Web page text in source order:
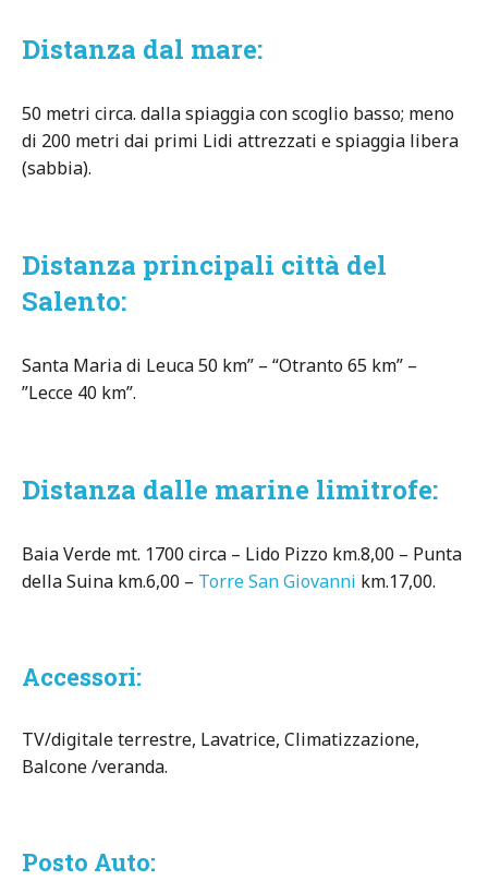
Distanza dal mare:
50 metri circa. dalla spiaggia con scoglio basso; meno
di 200 metri dai primi Lidi attrezzati e spiaggia libera
(sabbia).
Distanza principali città del
Salento:
Santa Maria di Leuca 50 km” – “Otranto 65 km” –
”Lecce 40 km”.
Distanza dalle marine limitrofe:
Baia Verde mt. 1700 circa – Lido Pizzo km.8,00 – Punta
della Suina km.6,00 – Torre San Giovanni km.17,00.
Accessori:
TV/digitale terrestre, Lavatrice, Climatizzazione,
Balcone /veranda.
Posto Auto: